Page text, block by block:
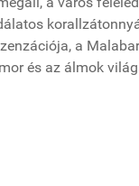
a
és az álmok